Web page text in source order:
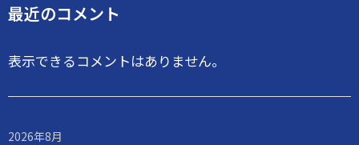
最近のコメント
表示できるコメントはありません。
2026年8月